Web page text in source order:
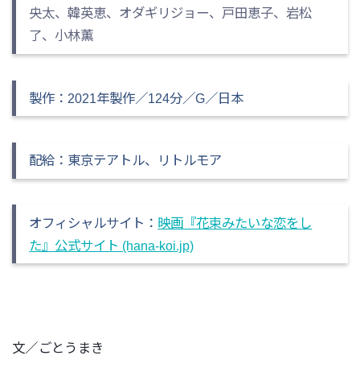
央太、韓英恵、オダギリジョー、戸田恵子、岩松
了、小林薫
製作：2021年製作／124分／G／日本
配給：東京テアトル、リトルモア
オフィシャルサイト： 映画『花束みたいな恋をし
た』公式サイト (hana-koi.jp)
文／ごとうまき